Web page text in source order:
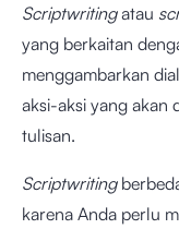
Scriptwritingatau
yang berkaitan
menggambarkan
aksi-aksi yang akan
tulisan.
Scriptwriting
karena Anda perlu